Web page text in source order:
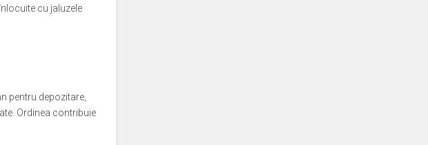
cu jaluzele
pentru depozitare,
Ordinea contribuie